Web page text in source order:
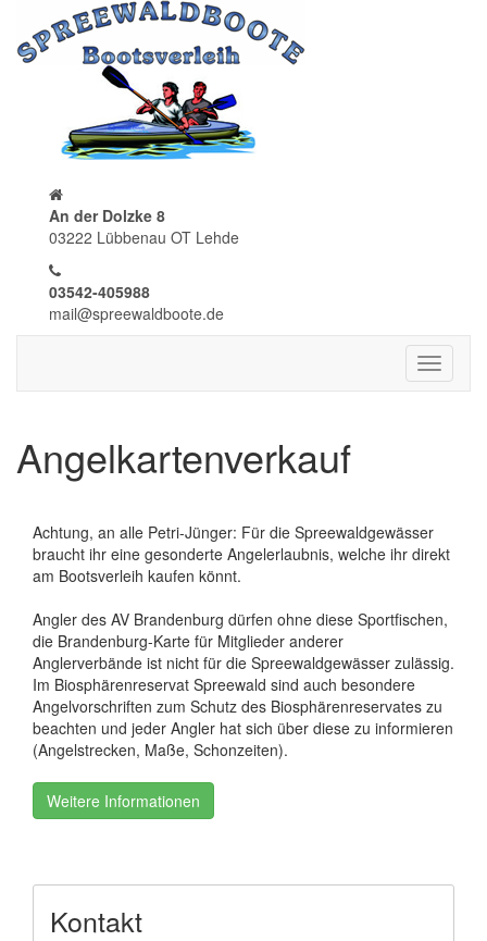
An der Dolzke 8
03222 Lübbenau OT Lehde
03542-405988
mail@spreewaldboote.de
Toggle
Angelkartenverkauf
Achtung, an alle Petri-Jünger: Für die Spreewaldgewässer
braucht ihr eine gesonderte Angelerlaubnis, welche ihr direkt
am Bootsverleih kaufen könnt.
Angler des AV Brandenburg dürfen ohne diese Sportfischen,
die Brandenburg-Karte für Mitglieder anderer
Anglerverbände ist nicht für die Spreewaldgewässer zulässig.
Im Biosphärenreservat Spreewald sind auch besondere
Angelvorschriften zum Schutz des Biosphärenreservates zu
beachten und jeder Angler hat sich über diese zu informieren
(Angelstrecken, Maße, Schonzeiten).
Weitere Informationen
Kontakt